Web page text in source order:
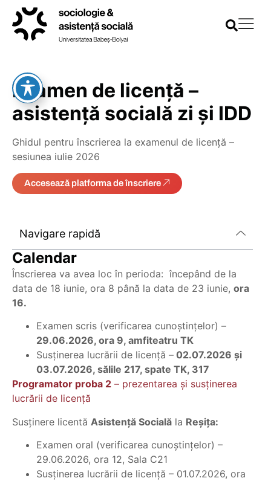
Examen de licență –
asistență socială zi și IDD
Ghidul pentru înscrierea la examenul de licență –
sesiunea iulie 2026
Accesează platforma de înscriere
Calendar
Înscrierea va avea loc în perioda: începând de la
data de 18 iunie, ora 8 până la data de 23 iunie, ora
16.
Examen scris (verificarea cunoștințelor) –
29.06.2026, ora 9, amfiteatru TK
Susţinerea lucrării de licență – 02.07.2026 și
03.07.2026, sălile 217, spate TK, 317
Programator proba 2 – prezentarea și susținerea
lucrării de licență
Susținere licentă Asistență Socială la Reșița:
Examen oral (verificarea cunoștințelor) –
29.06.2026, ora 12, Sala C21
Susţinerea lucrării de licență – 01.07.2026, ora
Navigare rapidă